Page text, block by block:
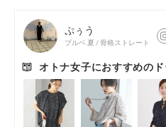
裏地：なし
透け感：あり
光沢感：なし
ケア方法：手洗い可